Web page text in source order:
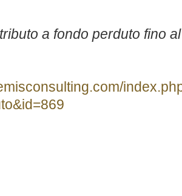
a fondo perduto fino